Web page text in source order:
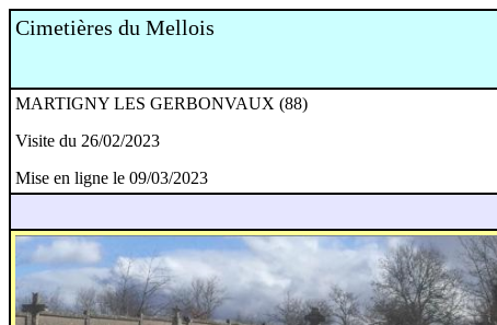
Cimetières du Mellois
MARTIGNY LES GERBONVAUX (88)
Visite du 26/02/2023
Mise en ligne le 09/03/2023